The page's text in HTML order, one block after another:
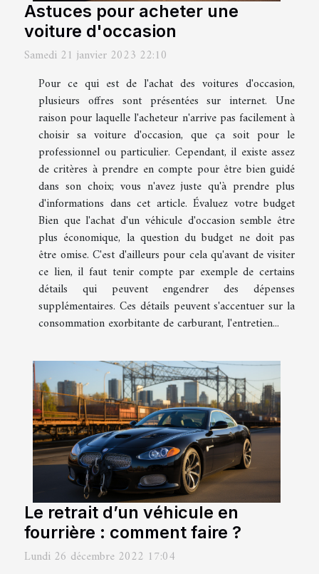
Astuces pour acheter une
voiture d'occasion
Samedi 21 janvier 2023 22:10
Pour ce qui est de l'achat des voitures d'occasion,
plusieurs offres sont présentées sur internet. Une
raison pour laquelle l'acheteur n'arrive pas facilement à
choisir sa voiture d'occasion, que ça soit pour le
professionnel ou particulier. Cependant, il existe assez
de critères à prendre en compte pour être bien guidé
dans son choix; vous n'avez juste qu'à prendre plus
d'informations dans cet article. Évaluez votre budget
Bien que l'achat d'un véhicule d'occasion semble être
plus économique, la question du budget ne doit pas
être omise. C'est d'ailleurs pour cela qu'avant de visiter
ce lien, il faut tenir compte par exemple de certains
détails qui peuvent engendrer des dépenses
supplémentaires. Ces détails peuvent s'accentuer sur la
consommation exorbitante de carburant, l'entretien...
Le retrait d’un véhicule en
fourrière : comment faire ?
Lundi 26 décembre 2022 17:04